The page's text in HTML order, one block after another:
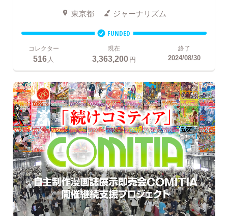
東京都 ジャーナリズム
FUNDED
コレクター
516人
現在
3,363,200円
終了
2024/08/30